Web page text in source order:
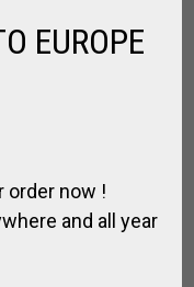
EUROPE
order now !
and all year